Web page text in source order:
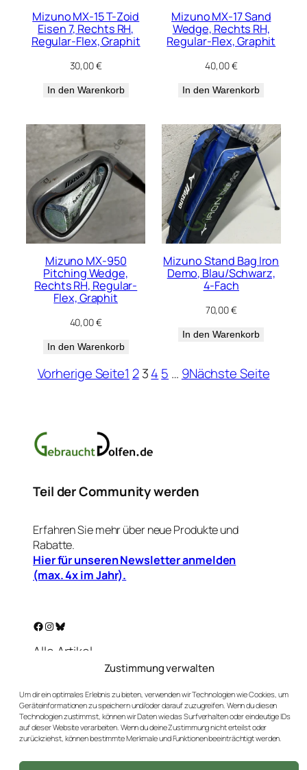
Zustimmung verwalten
Um dir ein optimales Erlebnis zu bieten, verwenden wir Technologien wie Cookies, um
Geräteinformationen zu speichern und/oder darauf zuzugreifen. Wenn du diesen
Technologien zustimmst, können wir Daten wie das Surfverhalten oder eindeutige IDs
auf dieser Website verarbeiten. Wenn du deine Zustimmung nicht erteilst oder
zurückziehst, können bestimmte Merkmale und Funktionen beeinträchtigt werden.
Mizuno MX-15 T-Zoid
Eisen 7, Rechts RH,
Regular-Flex, Graphit
30,00€
In den Warenkorb
Mizuno MX-17 Sand
Wedge, Rechts RH,
Regular-Flex, Graphit
40,00€
In den Warenkorb
Mizuno MX-950
Pitching Wedge,
Rechts RH, Regular-
Flex, Graphit
40,00€
In den Warenkorb
Mizuno Stand Bag Iron
Demo, Blau/Schwarz,
4-Fach
70,00€
In den Warenkorb
Vorherige Seite1 2 34 5 … 9Nächste Seite
Teil der Community werden
Erfahren Sie mehr über neue Produkte und
Rabatte.
Hier für unseren Newsletter anmelden
(max. 4x im Jahr).
Facebook Instagram Bluesky
Alle Artikel
Unser Golf-Blog
Kontakt
AGBs